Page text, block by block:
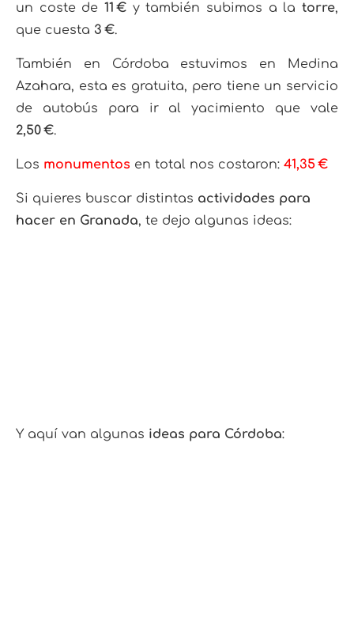
un coste de 11 € y también subimos a la torre,
que cuesta 3 €.
También en Córdoba estuvimos en Medina
Azahara, esta es gratuita, pero tiene un servicio
de autobús para ir al yacimiento que vale
2,50 €.
Los monumentos en total nos costaron: 41,35 €
Si quieres buscar distintas actividades para
hacer en Granada, te dejo algunas ideas:
Y aquí van algunas ideas para Córdoba: